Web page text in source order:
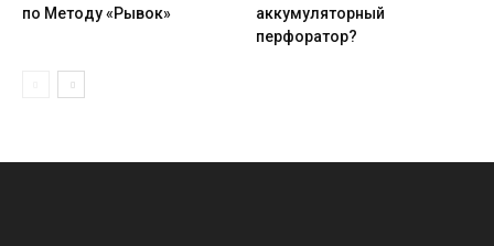
по Методу «Рывок»
аккумуляторный
перфоратор?